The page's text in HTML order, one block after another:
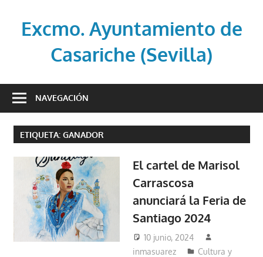
contenidoExcmo. Ayuntamiento de
Casariche (Sevilla)
oficial
Ayuntamiento
de
Casariche
(Sevilla)
NAVEGACIÓN
ETIQUETA: GANADOR
El cartel de Marisol
Carrascosa
anunciará la Feria de
Santiago 2024
10 junio, 2024
inmasuarez
Cultura y